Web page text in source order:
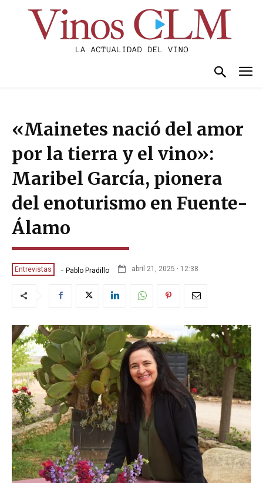
«Mainetes nació del amor
por la tierra y el vino»:
Maribel García, pionera
del enoturismo en Fuente-
Álamo
Entrevistas - Pablo Pradillo abril 21, 2025 · 12:38